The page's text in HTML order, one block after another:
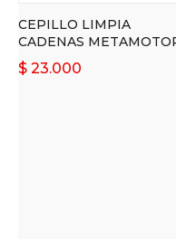
CEPILLO LIMPIA
CADENAS
$ 23.000